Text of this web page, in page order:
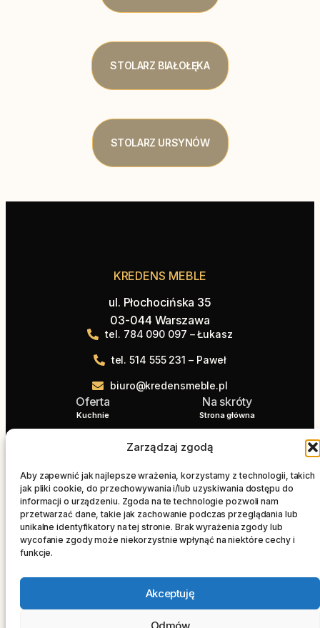
Zarządzaj zgodą
Aby zapewnić jak najlepsze wrażenia, korzystamy z technologii, takich
jak pliki cookie, do przechowywania i/lub uzyskiwania dostępu do
informacji o urządzeniu. Zgoda na te technologie pozwoli nam
przetwarzać dane, takie jak zachowanie podczas przeglądania lub
unikalne identyfikatory na tej stronie. Brak wyrażenia zgody lub
wycofanie zgody może niekorzystnie wpłynąć na niektóre cechy i
funkcje.
Akceptuję
Odmów
STOLARZ BIAŁOŁĘKA
STOLARZ URSYNÓW
KREDENS MEBLE
ul. Płochocińska 35
03-044 Warszawa
tel. 784 090 097 – Łukasz
tel. 514 555 231 – Paweł
biuro@kredensmeble.pl
Oferta
Kuchnie
Salon
Szafy wnękowe
Na skróty
Strona główna
Realizacje
Kontakt
STOLARZ WARSZAWA
KREDENS MEBLE © 2025 | Wszelkie prawa
Projekt i realizacjaAdAwards